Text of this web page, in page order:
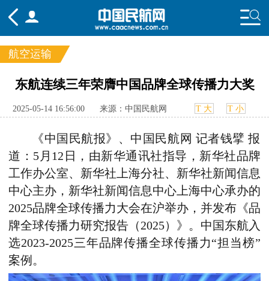
频道
国内 国际
行业
航空运输
东航连续三年荣膺中国品牌全球传播力大奖
2025-05-14 16:56:00 来源：中国民航网 T 大 T 小
《中国民航报》、中国民航网 记者钱擘 报
道：5月12日，由新华通讯社指导，新华社品牌
工作办公室、新华社上海分社、新华社新闻信息
中心主办，新华社新闻信息中心上海中心承办的
2025品牌全球传播力大会在沪举办，并发布《品
牌全球传播力研究报告（2025）》。中国东航入
选2023-2025三年品牌传播全球传播力“担当榜”
案例。